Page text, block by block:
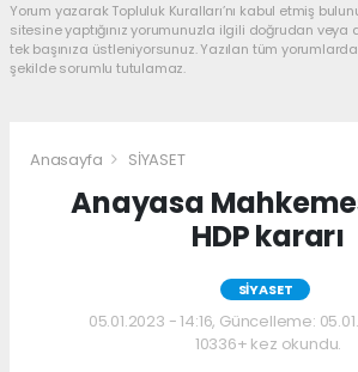
Yorum yazarak Topluluk Kuralları’nı kabul etmiş
sitesine yaptığınız yorumunuzla ilgili doğrudan veya
tek başınıza üstleniyorsunuz. Yazılan tüm
şekilde sorumlu tutulamaz.
Anasayfa SİYASET
Anayasa
HDP kararı
SİYASET
05.01.2023 - 14:16, Güncelleme:
10336+ kez okundu.